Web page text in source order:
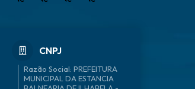
CNPJ